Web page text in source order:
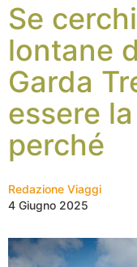
Se
lontane
Garda
essere
perché
Redazione Viaggi
4 Giugno 2025